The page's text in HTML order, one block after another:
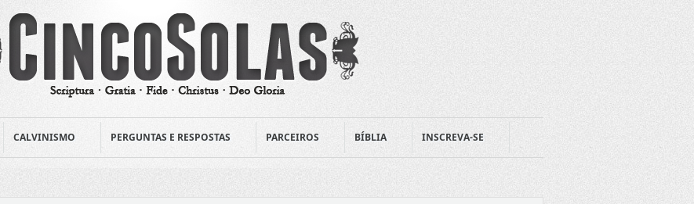
CALVINISMO PERGUNTAS E RESPOSTAS PARCEIROS BÍBLIA INSCREVA-SE